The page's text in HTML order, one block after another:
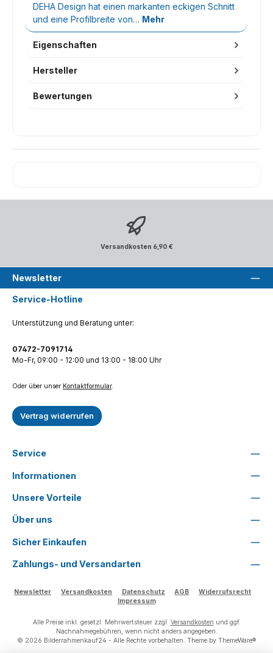
DEHA Design hat einen markanten eckigen Schnitt
und eine Profilbreite von… Mehr
Eigenschaften
Hersteller
Bewertungen
Versandkosten 6,90 €
Newsletter
Service-Hotline
Unterstützung und Beratung unter:
07472-7091714
Mo-Fr, 09:00 - 12:00 und 13:00 - 18:00 Uhr
Oder über unser Kontaktformular.
Vertrag widerrufen
Service
Informationen
Unsere Vorteile
Über uns
Sicher Einkaufen
Zahlungs- und Versandarten
Newsletter Versandkosten Datenschutz AGB
Widerrufsrecht
Impressum
Alle Preise inkl. gesetzl. Mehrwertsteuer zzgl. Versandkosten und ggf.
Nachnahmegebühren, wenn nicht anders angegeben.
© 2026 Bilderrahmenkauf24 - Alle Rechte vorbehalten. Theme by ThemeWare®